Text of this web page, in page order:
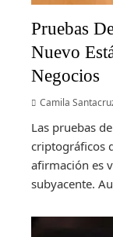
Pruebas
Nuevo
Negocios
Camila
Las pruebas
criptográficos
afirmación es
subyacente.